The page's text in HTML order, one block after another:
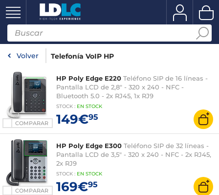
Volver Telefonía VoIP HP
COMPARAR
HP Poly Edge E220 Teléfono SIP de 16 líneas -
Pantalla LCD de 2,8" - 320 x 240 - NFC -
Bluetooth 5.0 - 2x RJ45, 1x RJ9
STOCK : EN STOCK
149€95
COMPARAR
HP Poly Edge E300 Teléfono SIP de 32 líneas -
Pantalla LCD de 3,5" - 320 x 240 - NFC - 2x RJ45,
2x RJ9
STOCK : EN STOCK
169€95